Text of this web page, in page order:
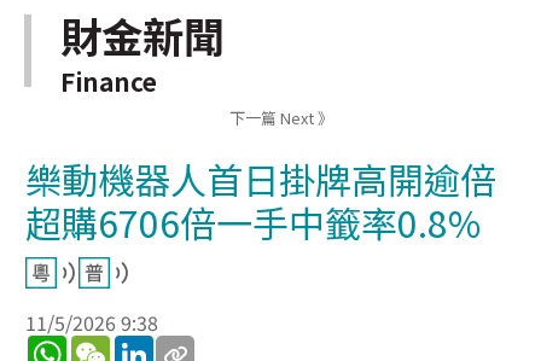
財金新聞
Finance
下一篇 Next 》
樂動機器人首日掛牌高開逾倍
超購6706倍一手中籤率0.8%
11/5/2026 9:38
WhatsApp
WeChatLinkedIn